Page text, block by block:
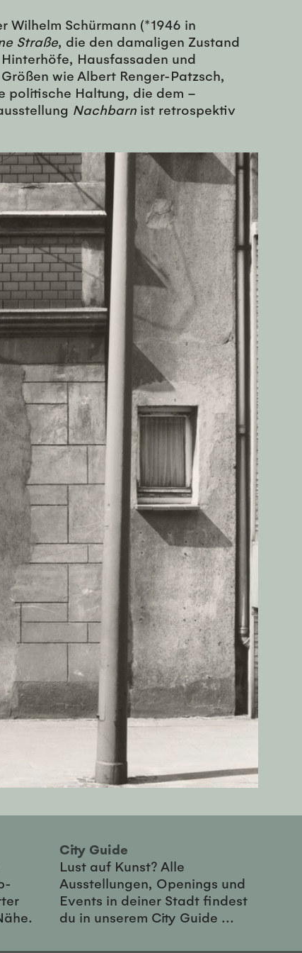
Wilhelm Schürmann (*1946 in
Straße, die den damaligen Zustand
Hausfassaden und
wie Albert Renger-Patzsch,
politische Haltung, die dem –
Nachbarn ist retrospektiv
City Guide
Lust auf Kunst? Alle
Ausstellungen, Openings und
Events in deiner Stadt findest
du in unserem City Guide ...